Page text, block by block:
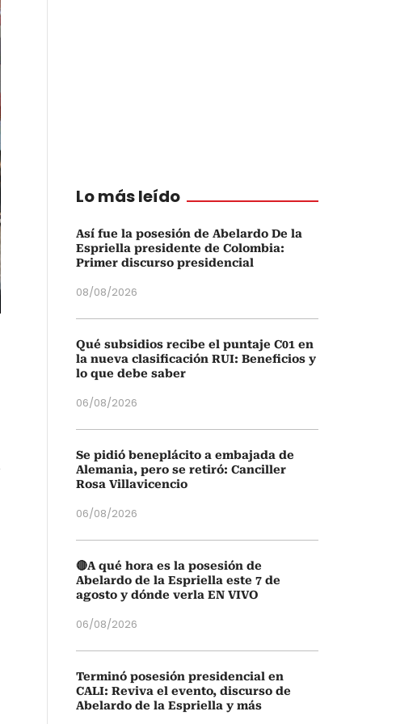
Lo más leído
Así fue la posesión de Abelardo De la
Espriella presidente de Colombia:
Primer discurso presidencial
08/08/2026
Qué subsidios recibe el puntaje C01 en
la nueva clasificación RUI: Beneficios y
lo que debe saber
06/08/2026
Se pidió beneplácito a embajada de
Alemania, pero se retiró: Canciller
Rosa Villavicencio
06/08/2026
🔴A qué hora es la posesión de
Abelardo de la Espriella este 7 de
agosto y dónde verla EN VIVO
06/08/2026
Terminó posesión presidencial en
CALI: Reviva el evento, discurso de
Abelardo de la Espriella y más